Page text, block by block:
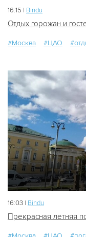
16:15 | Bindu
Отдых горожан и
#Москва #ЦАО
16:03 | Bindu
Прекрасная летняя